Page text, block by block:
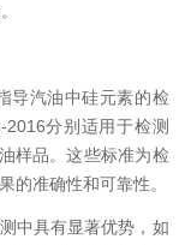
汽油中硅元素的检
分别适用于检测
样品。这些标准为检
的准确性和可靠性。
中具有显著优势，如